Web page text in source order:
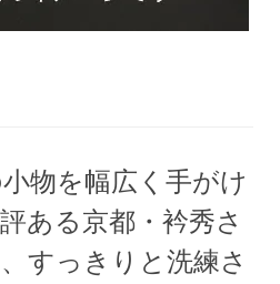
物を幅広く手がけ
ある京都・衿秀さ
すっきりと洗練さ